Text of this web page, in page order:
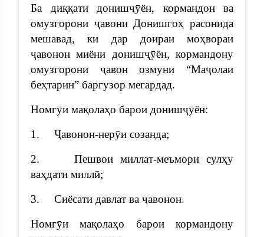
Ба диққати донишҷӯён, кормандон ва
омузгорони ҷавони Донишгоҳ расонида
мешавад, ки дар доираи моҳвораи
ҷавонон миёни донишҷӯён, кормандону
омузгорони ҷавон озмуни “Маҷолаи
беҳтарин” баргузор мегардад.
Номгӯи мақолаҳо барои донишҷӯён:
1. Ҷавонон-нерӯи созанда;
2. Пешвои миллат-меъмори сулҳу
ваҳдати миллӣ;
3. Сиёсати давлат ва ҷавонон.
Номгӯи мақолаҳо барои кормандону